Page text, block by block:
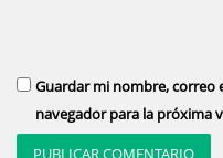
Guardar mi nombre, correo
navegador para la próxima